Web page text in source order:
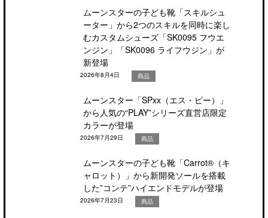
ムーンスターの子ども靴「スキルシュ
ーター」から2つのスキルを同時に楽し
むカスタムシューズ「SK0095 フウエ
ンジン」「SK0096 ライフウジン」が
新登場
2026年8月4日 商品
ムーンスター「SPxx（エス・ピー）」
から人気の“PLAY”シリーズ直営店限定
カラーが登場
2026年7月29日 商品
ムーンスターの子ども靴「Carrot®（キ
ャロット）」から新開発ソールを搭載
した”コンテ”ハイエンドモデルが登場
2026年7月23日 商品